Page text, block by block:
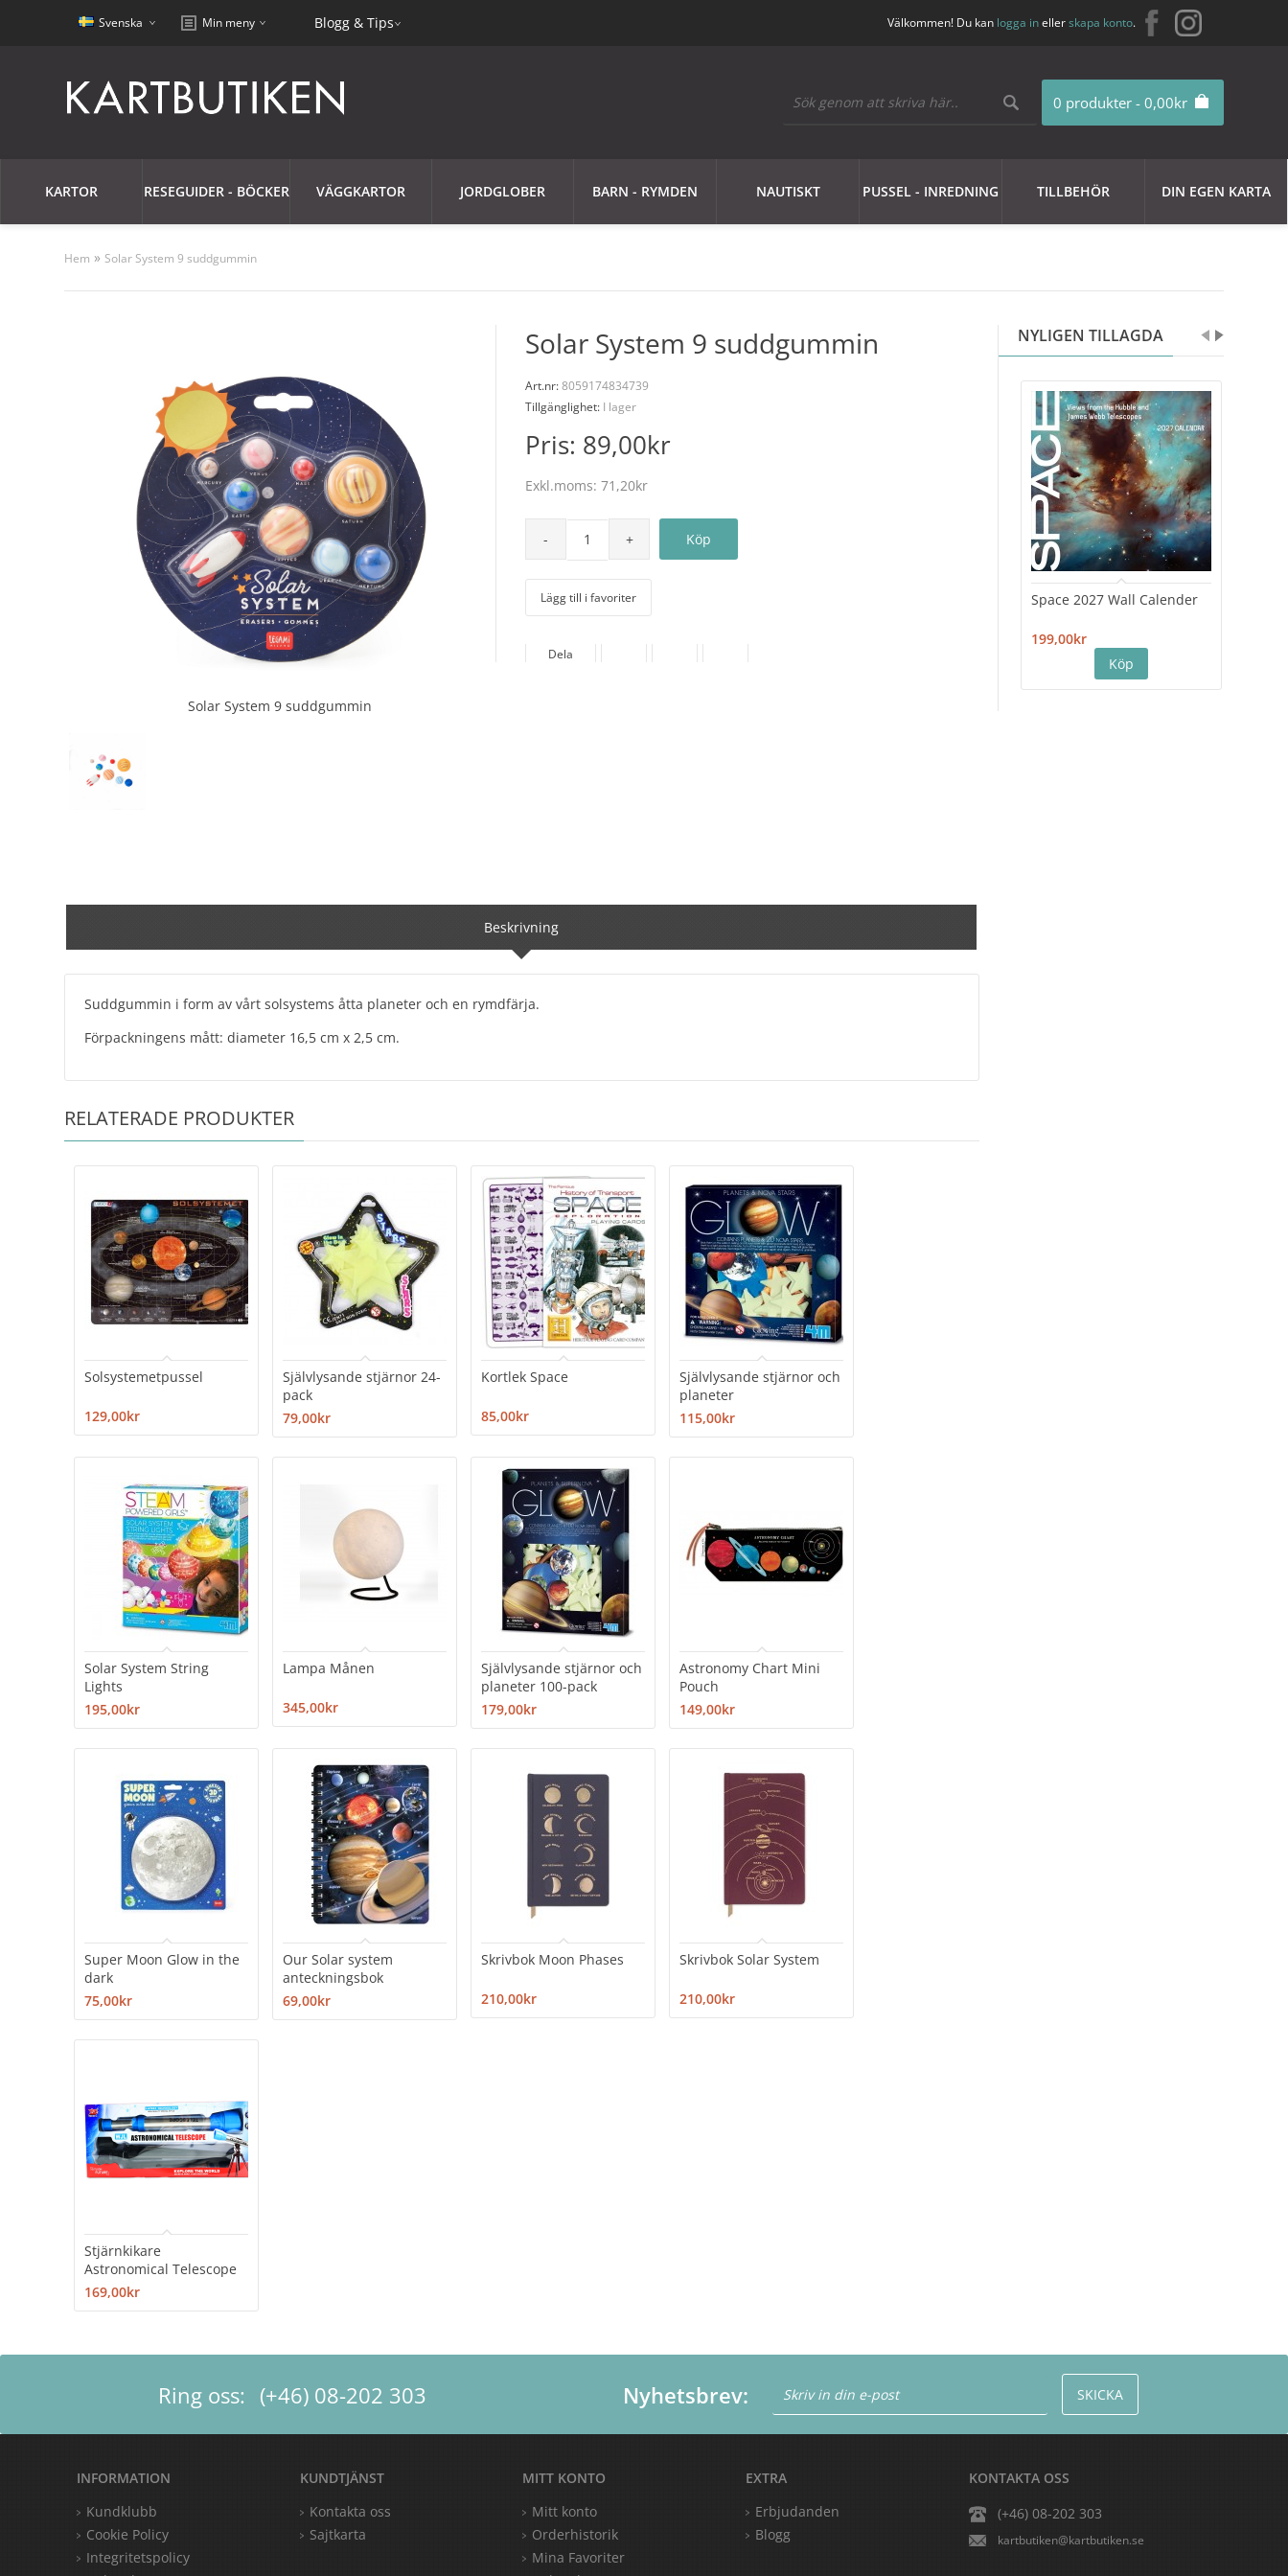
Svenska Min meny Blogg & Tips Välkommen! Du kan logga inellerskapa konto.
0 produkter - 0,00kr
KARTOR RESEGUIDER - BÖCKER VÄGGKARTOR JORDGLOBER BARN - RYMDEN NAUTISKT PUSSEL - INREDNING TILLBEHÖR DIN EGEN KARTA
Hem » Solar System 9 suddgummin
NYLIGEN TILLAGDA
Space 2027 Wall Calender
199,00kr
Solar System 9 suddgummin
Solar System 9 suddgummin
Art.nr:8059174834739
Tillgänglighet: I lager
Pris: 89,00kr
Exkl.moms:71,20kr
Lägg till i favoriter
Dela
Beskrivning
Suddgummin i form av vårt solsystems åtta planeter och en rymdfärja.
Förpackningens mått: diameter 16,5 cm x 2,5 cm.
RELATERADE PRODUKTER
Solsystemetpussel
129,00kr
Självlysande stjärnor 24-
pack
79,00kr
Kortlek Space
85,00kr
Självlysande stjärnor och
planeter
115,00kr
Solar System String
Lights
195,00kr
Lampa Månen
345,00kr
Självlysande stjärnor och
planeter 100-pack
179,00kr
Astronomy Chart Mini
Pouch
149,00kr
Super Moon Glow in the
dark
75,00kr
Our Solar system
anteckningsbok
69,00kr
Skrivbok Moon Phases
210,00kr
Skrivbok Solar System
210,00kr
Stjärnkikare
Astronomical Telescope
169,00kr
Ring oss: (+46) 08-202 303 Nyhetsbrev:
KONTAKTA OSS
(+46) 08-202 303
kartbutiken@kartbutiken.se
EXTRA
Erbjudanden
Blogg
MITT KONTO
Mitt konto
Orderhistorik
Mina Favoriter
KUNDTJÄNST
Kontakta oss
Sajtkarta
INFORMATION
Kundklubb
Cookie Policy
Integritetspolicy